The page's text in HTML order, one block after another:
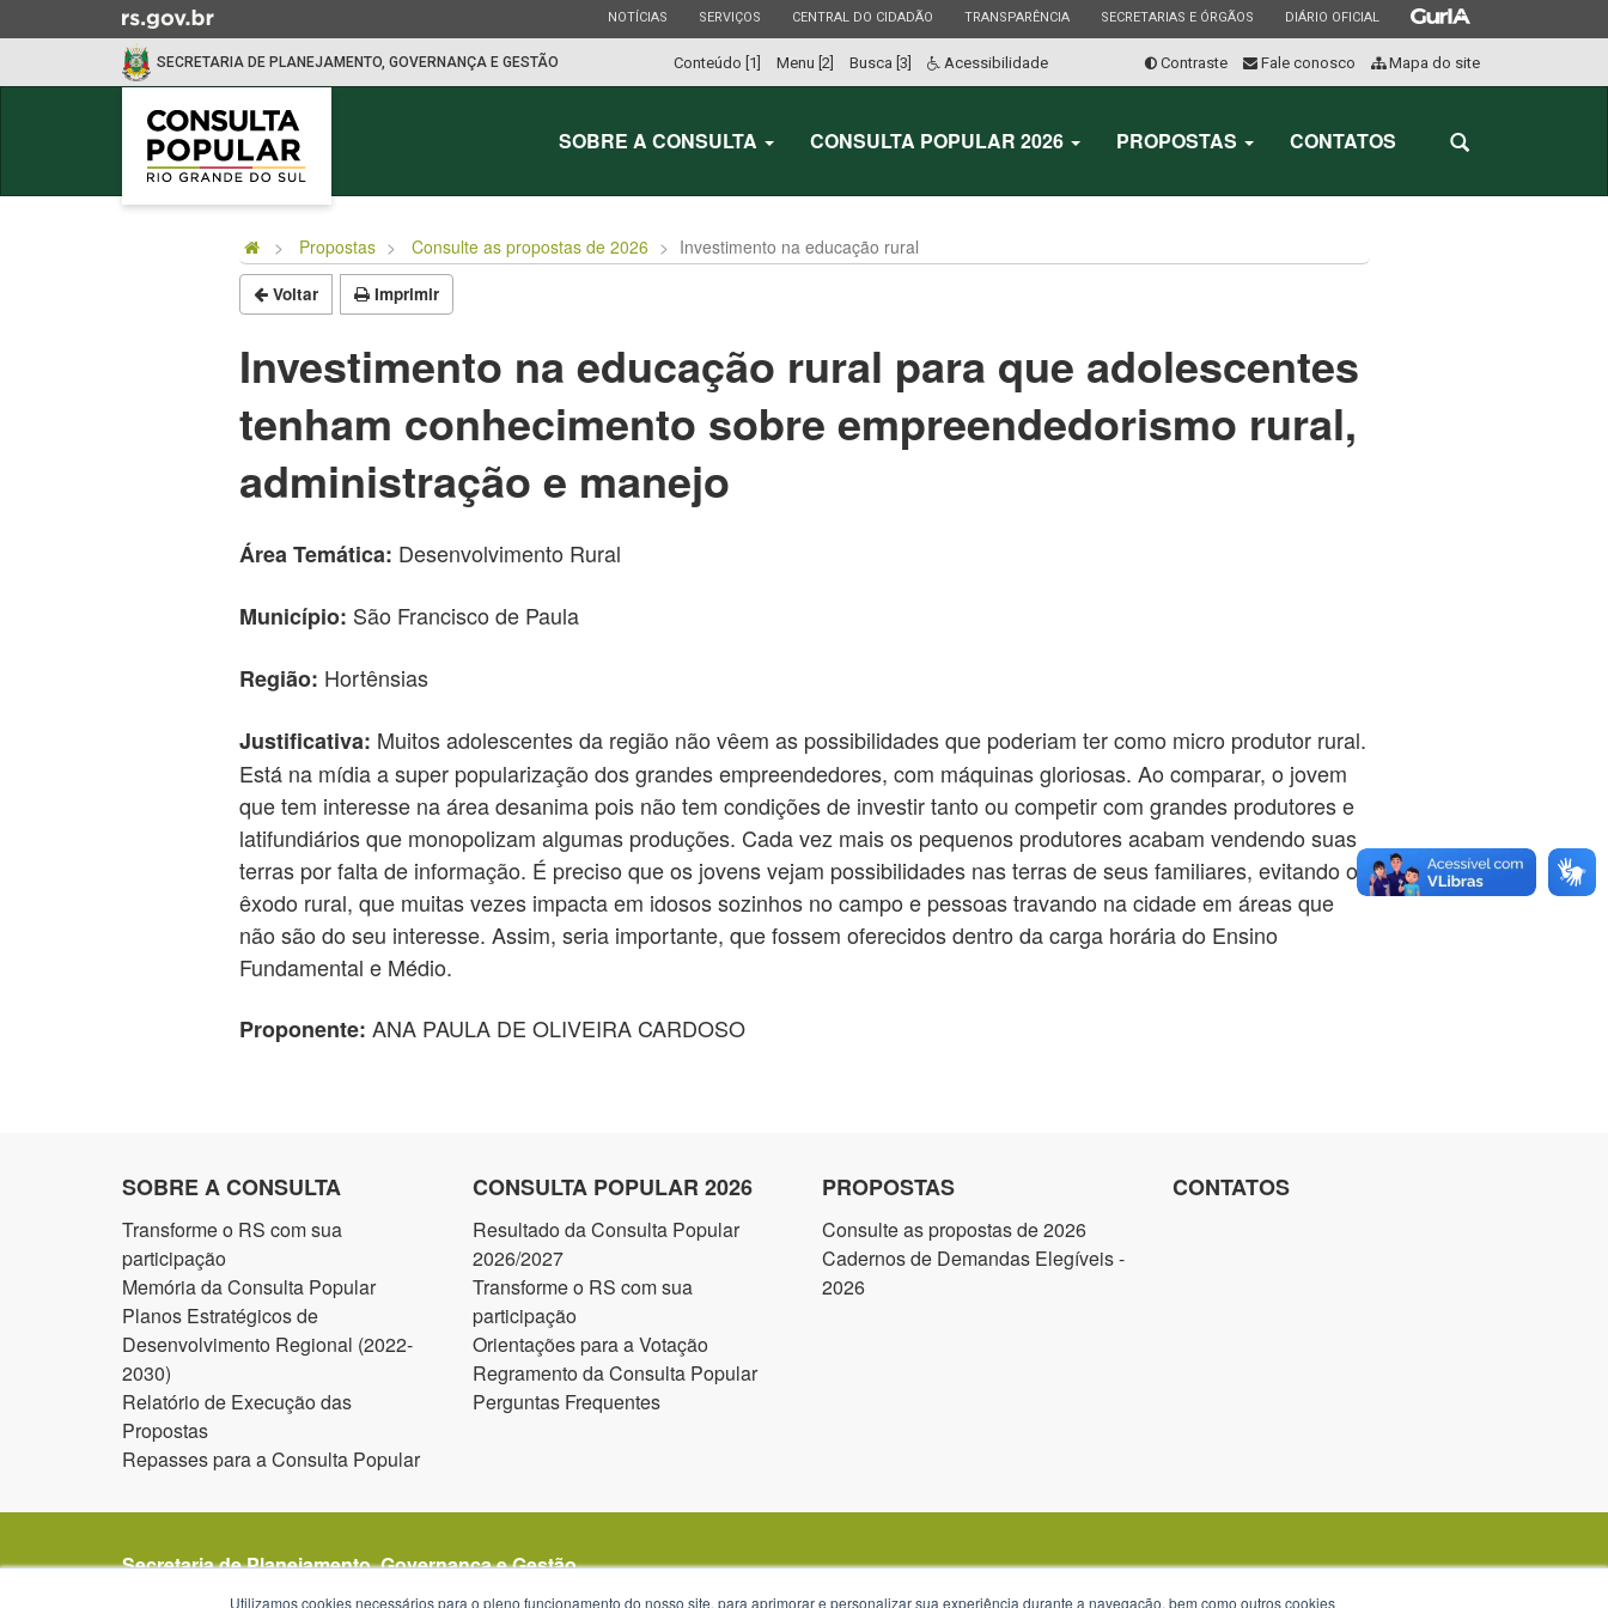
para
ESTADO
NOTÍCIAS ESTADO
SERVIÇOS ESTADO
CENTRAL DO CIDADÃO ESTADO
TRANSPARÊNCIA ESTADO
SECRETARIAS E ÓRGÃOS ESTADO
DIÁRIO OFICIAL ESTADO
SECRETARIA DE PLANEJAMENTO, GOVERNANÇA E GESTÃO Conteúdo [1] Menu [2] Busca [3] Acessibilidade Contraste Fale conosco Mapa do site
Abrir
busca
SOBRE A CONSULTA CONSULTA POPULAR 2026 PROPOSTAS CONTATOS
Propostas Consulte as propostas de 2026 Investimento na educação rural
Voltar Imprimir
Investimento na educação rural para que adolescentes
tenham conhecimento sobre empreendedorismo rural,
administração e manejo
Área Temática: Desenvolvimento Rural
Município: São Francisco de Paula
Região: Hortênsias
Justificativa: Muitos adolescentes da região não vêem as possibilidades que poderiam ter como micro produtor rural.
Está na mídia a super popularização dos grandes empreendedores, com máquinas gloriosas. Ao comparar, o jovem
que tem interesse na área desanima pois não tem condições de investir tanto ou competir com grandes produtores e
latifundiários que monopolizam algumas produções. Cada vez mais os pequenos produtores acabam vendendo suas
terras por falta de informação. É preciso que os jovens vejam possibilidades nas terras de seus familiares, evitando o
êxodo rural, que muitas vezes impacta em idosos sozinhos no campo e pessoas travando na cidade em áreas que
não são do seu interesse. Assim, seria importante, que fossem oferecidos dentro da carga horária do Ensino
Fundamental e Médio.
Proponente: ANA PAULA DE OLIVEIRA CARDOSO
SOBRE A CONSULTA
Transforme o RS com sua
participação
Memória da Consulta Popular
Planos Estratégicos de
Desenvolvimento Regional (2022-
2030)
Relatório de Execução das
Propostas
Repasses para a Consulta Popular
CONSULTA POPULAR 2026
Resultado da Consulta Popular
2026/2027
Transforme o RS com sua
participação
Orientações para a Votação
Regramento da Consulta Popular
Perguntas Frequentes
PROPOSTAS
Consulte as propostas de 2026
Cadernos de Demandas Elegíveis -
2026
CONTATOS
Secretaria de Planejamento, Governança e Gestão
Avenida Borges de Medeiros 1501
Utilizamos cookies necessários para o pleno funcionamento do nosso site, para aprimorar e personalizar sua experiência durante a navegação, bem como outros cookies